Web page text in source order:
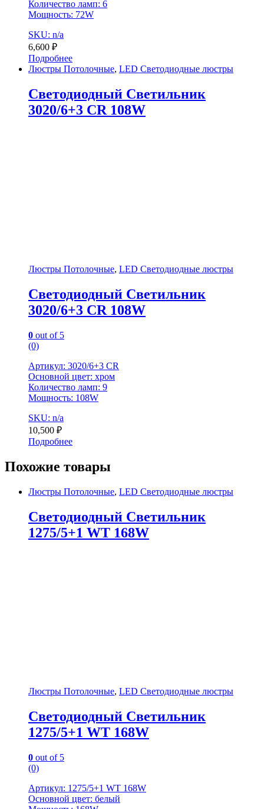
Количество ламп: 6
Мощность: 72W
SKU: n/a
6,600 ₽
Подробнее
Люстры Потолочные, LED Светодиодные люстры
Светодиодный Светильник
3020/6+3 CR 108W
Люстры Потолочные, LED Светодиодные люстры
Светодиодный Светильник
3020/6+3 CR 108W
0 out of 5
(0)
Артикул: 3020/6+3 CR
Основной цвет: хром
Количество ламп: 9
Мощность: 108W
SKU: n/a
10,500 ₽
Подробнее
Похожие товары
Люстры Потолочные, LED Светодиодные люстры
Светодиодный Светильник
1275/5+1 WT 168W
Люстры Потолочные, LED Светодиодные люстры
Светодиодный Светильник
1275/5+1 WT 168W
0 out of 5
(0)
Артикул: 1275/5+1 WT 168W
Основной цвет: белый